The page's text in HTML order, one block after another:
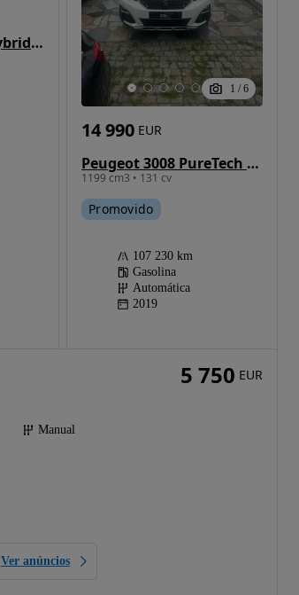
Peugeot 3008 1.6 Hybrid Allure Pack e-EAT8
1 / 6
Peugeot 3008 PureTech 130 Stop & Start GPF EAT8 Allure Pack
1199 cm3 • 131 cv
14 990 EUR
Promovido
107 230 km
Gasolina
Automática
2019
Manual
Ver anúncios
5 750 EUR